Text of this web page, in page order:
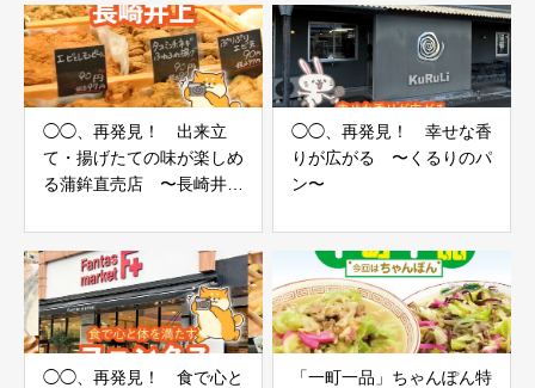
◯◯、再発見！ 出来立
て・揚げたての味が楽しめ
る蒲鉾直売店 〜長崎井
◯◯、再発見！ 幸せな香
りが広がる 〜くるりのパ
ン〜
◯◯、再発見！ 食で心と
「一町一品」ちゃんぽん特